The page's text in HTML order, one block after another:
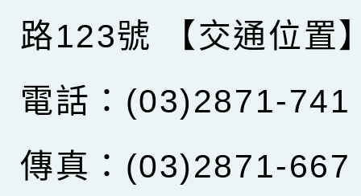
路123號
【交通位置
電話：(03)2871-741
傳真：(03)2871-667